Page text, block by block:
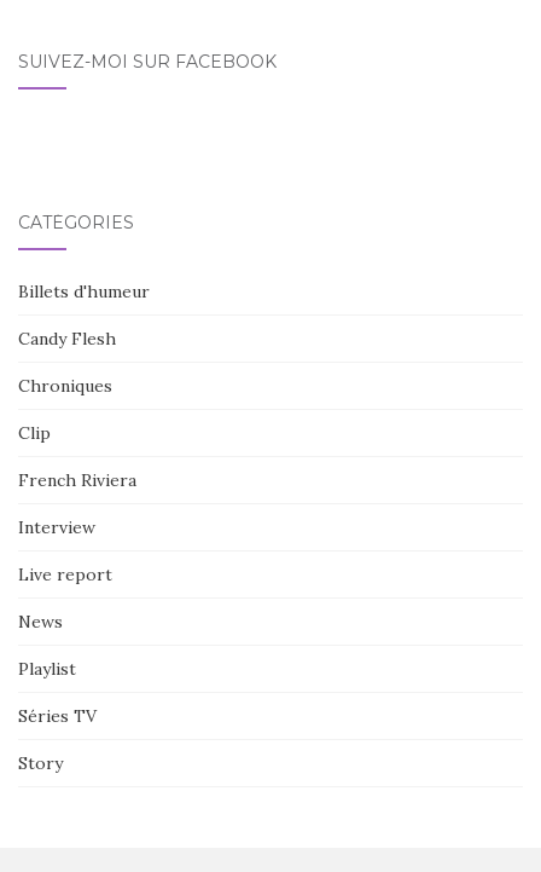
SUIVEZ-MOI SUR FACEBOOK
CATÉGORIES
Billets d'humeur
Candy Flesh
Chroniques
Clip
French Riviera
Interview
Live report
News
Playlist
Séries TV
Story